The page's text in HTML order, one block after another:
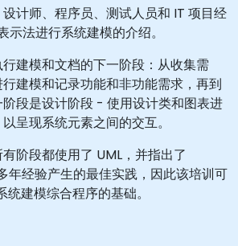
计师、程序员、测试人员和 IT 项目经
示法进行系统建模的介绍。
建模和文档的下一阶段：从收集需
建模和记录功能和非功能需求，再到
段是设计阶段 - 使用设计类和图表进
呈现系统元素之间的交互。
阶段都使用了 UML，并指出了
经验产生的最佳实践，因此该培训可
建模综合程序的基础。